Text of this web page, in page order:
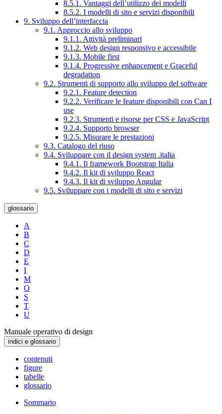
8.5.1. Vantaggi dell’utilizzo dei modelli
8.5.2. I modelli di sito e servizi disponibili
9. Sviluppo dell’interfaccia
9.1. Approccio allo sviluppo
9.1.1. Attività preliminari
9.1.2. Web design responsivo e accessibile
9.1.3. Mobile first
9.1.4. Progressive enhancement e Graceful
degradation
9.2. Strumenti di supporto allo sviluppo del software
9.2.1. Feature detection
9.2.2. Verificare le feature disponibili con Can I
use
9.2.3. Strumenti e risorse per CSS e JavaScript
9.2.4. Supporto browser
9.2.5. Misurare le prestazioni
9.3. Catalogo del riuso
9.4. Sviluppare con il design system .italia
9.4.1. Il framework Bootstrap Italia
9.4.2. Il kit di sviluppo React
9.4.3. Il kit di sviluppo Angular
9.5. Sviluppare con i modelli di sito e servizi
glossario
A
B
C
D
E
I
M
O
S
T
U
Manuale operativo di design
indici e glossario
contenuti
figure
tabelle
glossario
Sommario